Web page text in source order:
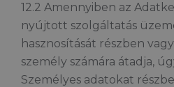
12.2 Amennyiben az
nyújtott szolgáltatás
hasznosítását részben
személy számára átadja,
Személyes adatokat